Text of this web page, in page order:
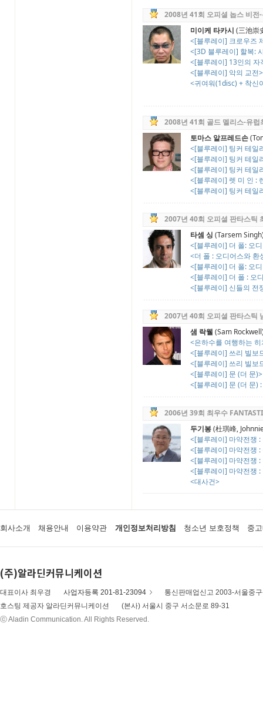
2008년 41회 오피셜 놉스 비전
미이케 타카시 (三池崇
<[블루레이] 크로우즈
<[3D 블루레이] 할복:
<[블루레이] 13인의 자
<[블루레이] 악의 교전>
<귀여워(1disc) + 착신
2008년 41회 골드 멜리스-유럽
토마스 알프레드손
<[블루레이] 팅커 테일
<[블루레이] 팅커 테일
<[블루레이] 팅커 테일
<[블루레이] 렛 미 인 :
<[블루레이] 팅커 테일
2007년 40회 오피셜 판타스틱
타셈 싱 (Tarsem
<[블루레이] 더 폴: 오
<더 폴 : 오디어스와 환
<[블루레이] 더 폴: 오
<[블루레이] 더 폴 : 오
<[블루레이] 신들의 전
2007년 40회 오피셜 판타스틱
샘 락웰 (Sam
<은하수를 여행하는
<[블루레이] 쓰리 빌보
<[블루레이] 쓰리 빌보
<[블루레이] 문 (더 문)>
<[블루레이] 문 (더 문)
2006년 39회 최우수
두기봉(杜琪峰,
<[블루레이] 마약전쟁
<[블루레이] 마약전쟁
<[블루레이] 마약전쟁
<[블루레이] 마약전쟁
<대사건>
회사소개 채용안내 이용약관 개인정보처리방침 청소년 보호정책 중
(주)알라딘커뮤니케이션
대표이사 최우경 사업자등록 201-81-23094
통신판매업신고 2003-서울중
호스팅 제공자 알라딘커뮤니케이션
(본사) 서울시 중구 서소문로 89-31
ⓒ Aladin Communication. All Rights Reserved.